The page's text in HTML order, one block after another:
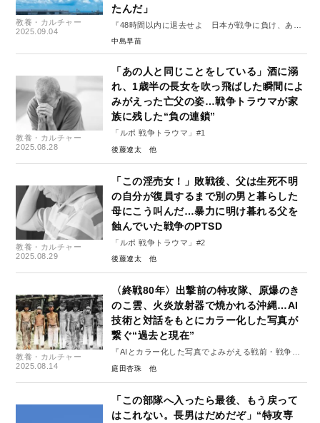
教養・カルチャー
2025.09.04
たんだ」
『48時間以内に退去せよ 日本が戦争に負け、あの
日、羽田で何が起きたのか』#3
中島早苗
教養・カルチャー
2025.08.28
「あの人と同じことをしている」酒に溺
れ、1歳半の長女を吹っ飛ばした瞬間によ
みがえった亡父の姿…戦争トラウマが家
族に残した“負の連鎖”
「ルポ 戦争トラウマ」#1
後藤遼太
教養・カルチャー
2025.08.29
「この淫売女！」敗戦後、父は生死不明
の自分が復員するまで別の男と暮らした
母にこう叫んだ…暴力に明け暮れる父を
蝕んでいた戦争のPTSD
「ルポ 戦争トラウマ」#2
後藤遼太
教養・カルチャー
2025.08.14
〈終戦80年〉出撃前の特攻隊、原爆のき
のこ雲、火炎放射器で焼かれる沖縄…AI
技術と対話をもとにカラー化した写真が
繋ぐ“過去と現在”
『AIとカラー化した写真でよみがえる戦前・戦争』
より
庭田杏珠
「この部隊へ入ったら最後、もう戻って
はこれない。長男はだめだぞ」“特攻専